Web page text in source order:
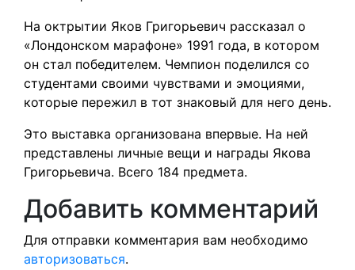
На октрытии Яков Григорьевич рассказал о
«Лондонском марафоне» 1991 года, в котором
он стал победителем. Чемпион поделился со
студентами своими чувствами и эмоциями,
которые пережил в тот знаковый для него день.
Это выставка организована впервые. На ней
представлены личные вещи и награды Якова
Григорьевича. Всего 184 предмета.
Добавить комментарий
Для отправки комментария вам необходимо
авторизоваться.